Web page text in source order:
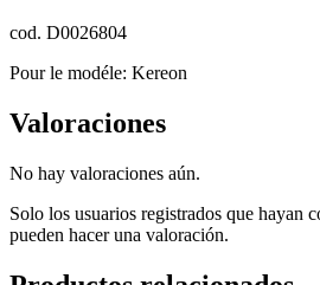
cod. D0026804
Pour le modéle: Kereon
Valoraciones
No hay valoraciones aún.
Solo los usuarios registrados que hayan
pueden hacer una valoración.